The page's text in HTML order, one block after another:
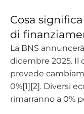
Cosa
di
La BNS
dicembre 2025. Il
prevede
0%[1][2]. Diversi
rimarranno a 0%